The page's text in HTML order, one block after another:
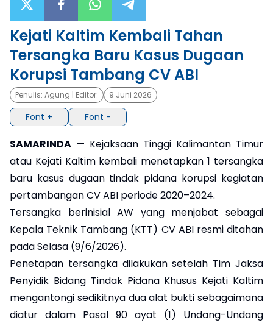
×
Kejati Kaltim Kembali Tahan
Tersangka Baru Kasus Dugaan
Korupsi Tambang CV ABI
Penulis: Agung | Editor: 9 Juni 2026
Font + Font -
SAMARINDA — Kejaksaan Tinggi Kalimantan Timur
atau Kejati Kaltim kembali menetapkan 1 tersangka
baru kasus dugaan tindak pidana korupsi kegiatan
pertambangan CV ABI periode 2020–2024.
Tersangka berinisial AW yang menjabat sebagai
Kepala Teknik Tambang (KTT) CV ABI resmi ditahan
pada Selasa (9/6/2026).
Penetapan tersangka dilakukan setelah Tim Jaksa
Penyidik Bidang Tindak Pidana Khusus Kejati Kaltim
mengantongi sedikitnya dua alat bukti sebagaimana
diatur dalam Pasal 90 ayat (1) Undang-Undang